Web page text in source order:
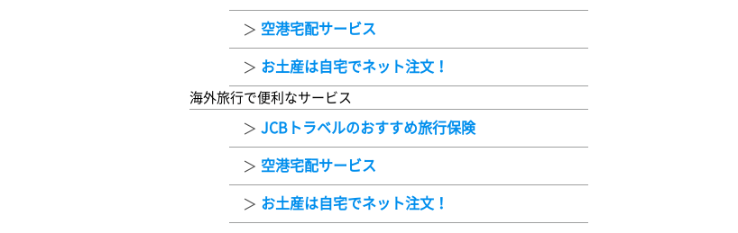
空港宅配サービス
お土産は自宅でネット注文！
海外旅行で便利なサービス
JCBトラベルのおすすめ旅行保険
空港宅配サービス
お土産は自宅でネット注文！